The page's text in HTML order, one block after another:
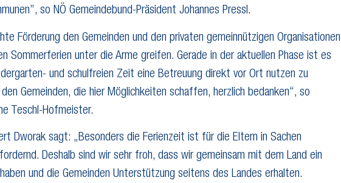
so NÖ Gemeindebund-Präsident Johannes Pressl.
Förderung den Gemeinden und den privaten gemeinnützigen Organisationen
Sommerferien unter die Arme greifen. Gerade in der aktuellen Phase ist es
und schulfreien Zeit eine Betreuung direkt vor Ort nutzen zu
Gemeinden, die hier Möglichkeiten schaffen, herzlich bedanken“, so
Teschl-Hofmeister.
Dworak sagt: „Besonders die Ferienzeit ist für die Eltern in Sachen
Deshalb sind wir sehr froh, dass wir gemeinsam mit dem Land ein
und die Gemeinden Unterstützung seitens des Landes erhalten.